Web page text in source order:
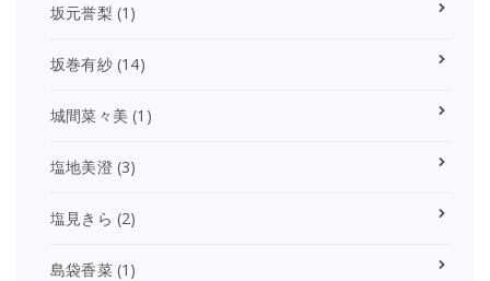
坂元誉梨 (1)
坂巻有紗(14)
城間菜々美 (1)
塩地美澄(3)
塩見きら (2)
島袋香菜(1)